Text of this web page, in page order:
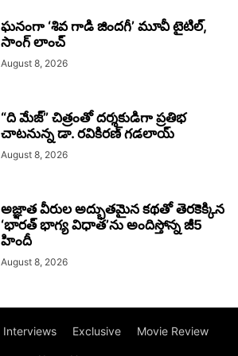
ఘనంగా ‘శివ గాడి జింద‌గీ’ మూవీ టైటిల్,
సాంగ్ లాంచ్
August 8, 2026
“ది మేజ్” చిత్రంతో దర్శకుడిగా ప్రతిభ
చాటనున్న డా. రవికిరణ్ గడలాయ్
August 8, 2026
అజ్ఞాత వీరుల అద్భుతమైన కథతో తెరకెక్కిన
‘భారత్ భాగ్య విధాత’ను అందిస్తోన్న జీ5
హిందీ
August 8, 2026
Interviews Exclusive Movie Review